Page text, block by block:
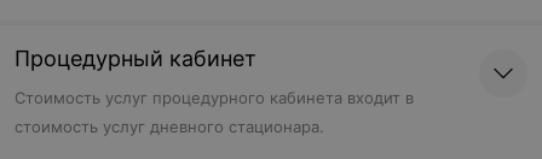
Процедурный кабинет
Стоимость услуг процедурного кабинета входит в
стоимость услуг дневного стационара.